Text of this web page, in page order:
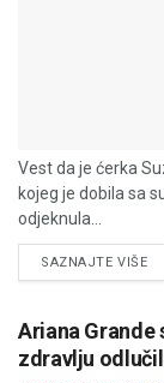
Vest da je ćerka
kojeg je dobila sa
odjeknula...
SAZNAJTE VIŠE
Ariana Grande
zdravlju